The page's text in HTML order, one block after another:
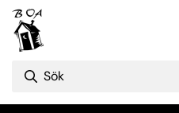
Hoppa till innehåll